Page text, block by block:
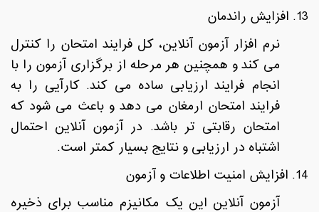
13. افزایش راندمان
نرم افزار آزمون آنلاین، کل فرایند امتحان را کنترل
می کند و همچنین هر مرحله از برگزاری آزمون را با
انجام فرایند ارزیابی ساده می کند. کارآیی را به
فرایند امتحان ارمغان می دهد و باعث می شود که
امتحان رقابتی تر باشد. در آزمون آنلاین احتمال
اشتباه در ارزیابی و نتایج بسیار کمتر است.
14. افزایش امنیت اطلاعات و آزمون
آزمون آنلاین این یک مکانیزم مناسب برای ذخیره